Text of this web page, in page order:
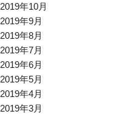
2019年10月
2019年9月
2019年8月
2019年7月
2019年6月
2019年5月
2019年4月
2019年3月